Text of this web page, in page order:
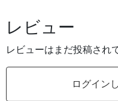
レビュー
レビューはまだ投稿され
ログイン